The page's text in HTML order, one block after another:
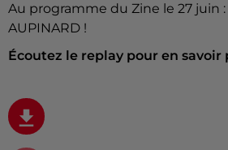
Au programme du Zine le 27 juin
AUPINARD !
Écoutez le replay pour en savoir